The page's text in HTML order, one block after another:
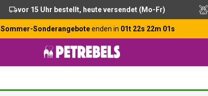
vor 15 Uhr bestellt, heute versendet (Mo-Fr)
Sommer-Sonderangeboteenden in 01t 22s 22m 00s